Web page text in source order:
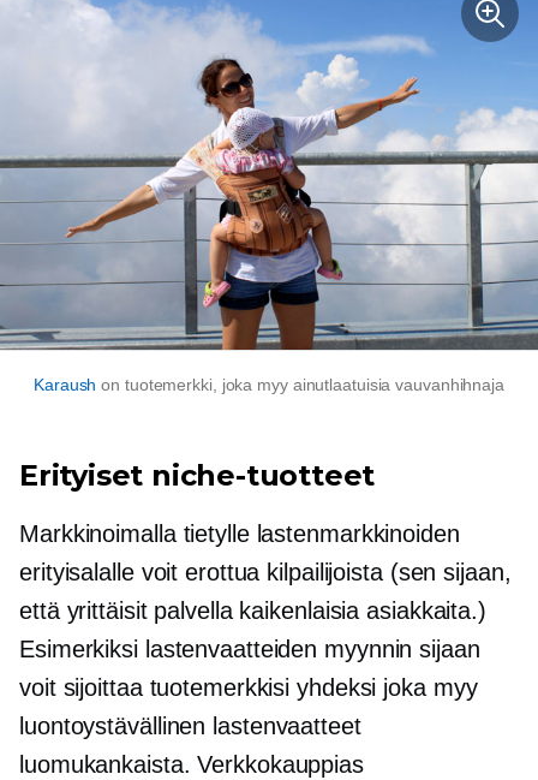
Karaush on tuotemerkki, joka myy ainutlaatuisia vauvanhihnaja
Erityiset niche-tuotteet
Markkinoimalla tietylle lastenmarkkinoiden
erityisalalle voit erottua kilpailijoista (sen sijaan,
että yrittäisit palvella kaikenlaisia ​​asiakkaita.)
Esimerkiksi lastenvaatteiden myynnin sijaan
voit sijoittaa tuotemerkkisi yhdeksi joka myy
luontoystävällinen lastenvaatteet
luomukankaista. Verkkokauppias